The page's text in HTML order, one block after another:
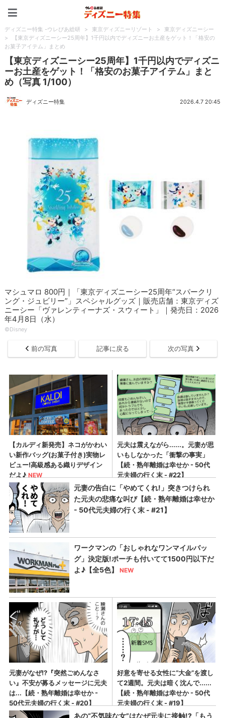
ディズニー特集 -ウレぴあ総研 > 東京ディズニーリゾート >
東京ディズニーシー
>
【東京ディズニーシー25周年】1千円以内でディズニーお土産をゲット！「格安の
お菓子アイテム」まとめ
【東京ディズニーシー25周年】1千円以内でディズニ
ーお土産をゲット！「格安のお菓子アイテム」まと
め（写真 1/100）
ディズニー特集 2026.4.7 20:45
マシュマロ 800円｜「東京ディズニーシー25周年“スパークリ
ング・ジュビリー”」スペシャルグッズ｜販売店舗：東京ディズ
ニーシー「ヴァレンティーナズ・スウィート」｜発売日：2026
年4月8日（水）
©Disney
前の写真 記事に戻る 次の写真